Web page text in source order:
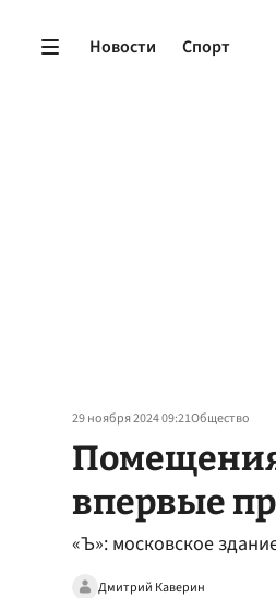
Новости Спорт
29 ноября 2024 09:21Общество
впервые
«Ъ»: московское
Дмитрий Каверин